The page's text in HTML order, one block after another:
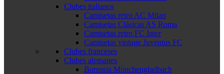
Clubes italianos
Camisetas retro AC Milan
Camisetas Clásicas AS Roma
Camisetas retro FC Inter
Camisetas vintage Juventus FC
Clubes franceses
Clubes alemanes
Borussia Mönchengladbach